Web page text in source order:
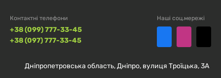
Контактні телефони
+38 (099) 777-33-45
+38 (097) 777-33-45
Наші соц.мережі
Дніпропетровська область, Дніпро, вулиця Троїцька, 3А